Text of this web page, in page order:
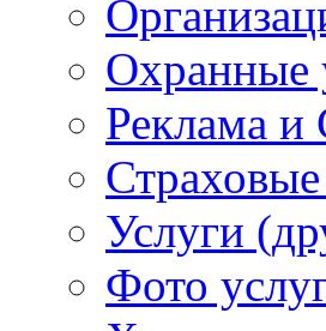
Охранные
Реклама
Услуги
Фото